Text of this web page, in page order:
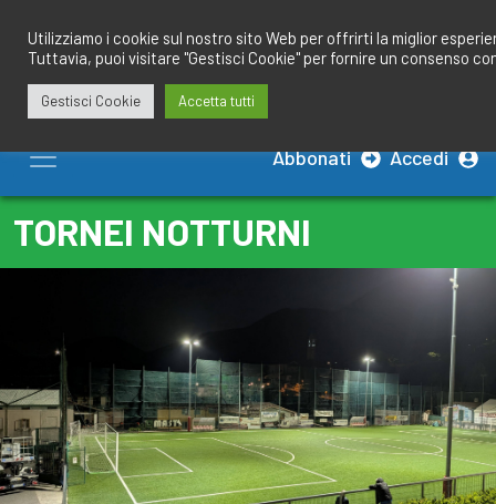
contenuto
Abbonati Accedi
TORNEI NOTTURNI
Utilizziamo i cookie sul nostro sito Web per offrirti la miglior
Tuttavia, puoi visitare "Gestisci Cookie" per fornire un consenso
Gestisci Cookie Accetta tutti